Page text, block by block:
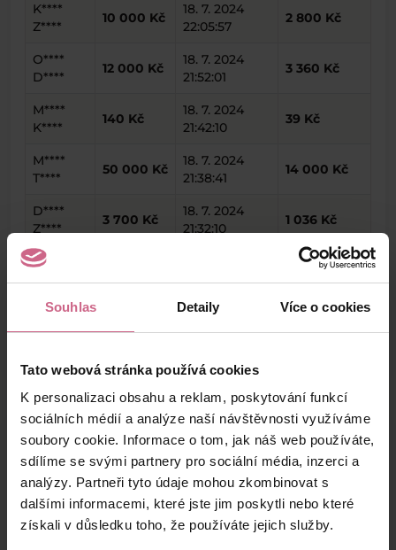
Souhlas Detaily Více o cookies
Tato webová stránka používá cookies
K personalizaci obsahu a reklam, poskytování funkcí
sociálních médií a analýze naší návštěvnosti využíváme
soubory cookie. Informace o tom, jak náš web používáte,
sdílíme se svými partnery pro sociální média, inzerci a
analýzy. Partneři tyto údaje mohou zkombinovat s
dalšími informacemi, které jste jim poskytli nebo které
získali v důsledku toho, že používáte jejich služby.
K****
Z****
10 000 Kč
18. 7. 2024
22:05:57
2 800 Kč
O****
D****
12 000 Kč
18. 7. 2024
21:52:01
3 360 Kč
M****
K****
140 Kč
18. 7. 2024
21:42:10
39 Kč
M****
T****
50 000 Kč
18. 7. 2024
21:38:41
14 000 Kč
D****
Z****
3 700 Kč
18. 7. 2024
21:32:10
1 036 Kč
R****
H****
21:19:44
1 400 Kč
keyboard_arrow_left 1 2 … 8 keyboard_arrow_right
Výsledky těžby
Aktuální výsledek
43 398,64 Kč